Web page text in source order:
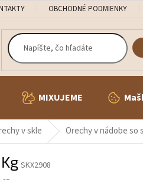
OBCHODNÉ PODMIENKY
MIXUJEME
v skle Orechy v nádobe so
SKX2908